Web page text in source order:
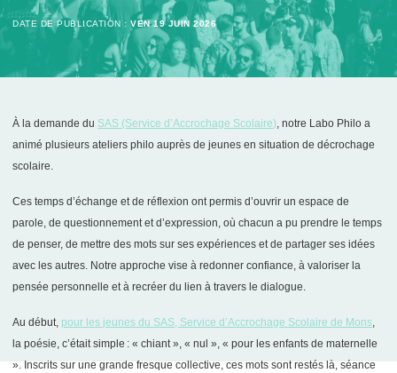
DATE DE PUBLICATION :VEN 19 JUIN 2026
À la demande du SAS (Service d’Accrochage Scolaire), notre Labo Philo a
animé plusieurs ateliers philo auprès de jeunes en situation de décrochage
scolaire.
Ces temps d’échange et de réflexion ont permis d’ouvrir un espace de
parole, de questionnement et d’expression, où chacun a pu prendre le temps
de penser, de mettre des mots sur ses expériences et de partager ses idées
avec les autres. Notre approche vise à redonner confiance, à valoriser la
pensée personnelle et à recréer du lien à travers le dialogue.
Au début, pour les jeunes du SAS, Service d’Accrochage Scolaire de Mons,
la poésie, c’était simple : « chiant », « nul », « pour les enfants de maternelle
». Inscrits sur une grande fresque collective, ces mots sont restés là, séance